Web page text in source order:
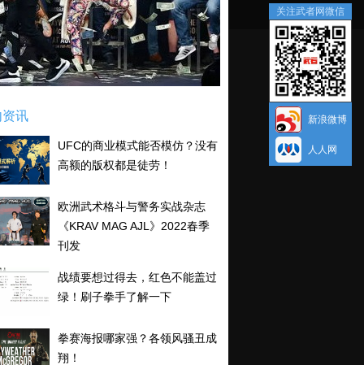
讯
UFC的商业模式能否模仿？没有
高额的版权都是徒劳！
欧洲武术格斗与警务实战杂志
《KRAV MAG AJL》2022春季
刊发
战绩要想过得去，红色不能盖过
绿！刷子拳手了解一下
拳赛海报哪家强？各领风骚丑成
翔！
关注武者网微信
新浪微博
人人网